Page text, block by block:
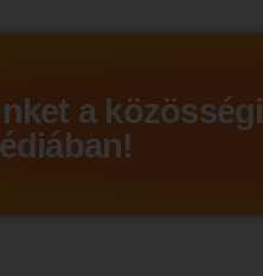
a közösségi